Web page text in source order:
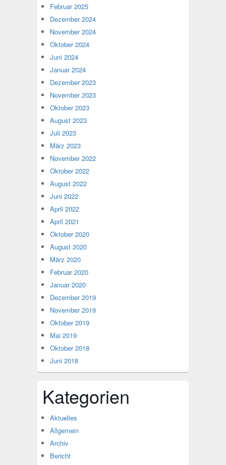
Februar 2025
Dezember 2024
November 2024
Oktober 2024
Juni 2024
Januar 2024
Dezember 2023
November 2023
Oktober 2023
August 2023
Juli 2023
März 2023
November 2022
Oktober 2022
August 2022
Juni 2022
April 2022
April 2021
Oktober 2020
August 2020
März 2020
Februar 2020
Januar 2020
Dezember 2019
November 2019
Oktober 2019
Mai 2019
Oktober 2018
Juni 2018
Kategorien
Aktuelles
Allgemein
Archiv
Bericht